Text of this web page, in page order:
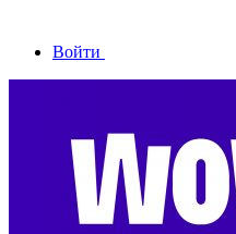
Войти